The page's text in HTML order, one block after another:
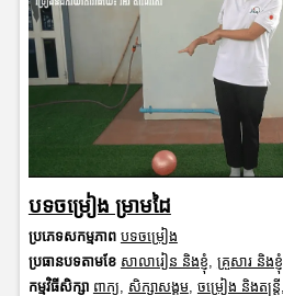
បទចម្រៀង ម្រាមដៃ
ប្រភេទសកម្មភាព បទចម្រៀង
ប្រធានបទតាមខែ សាលារៀន និងខ្ញុំ គ្រួសារ និងខ្ញុំ
កម្មវិធីសិក្សា ពាក្យ សិក្សាសង្គម, ចម្រៀង និងតន្ត្រី